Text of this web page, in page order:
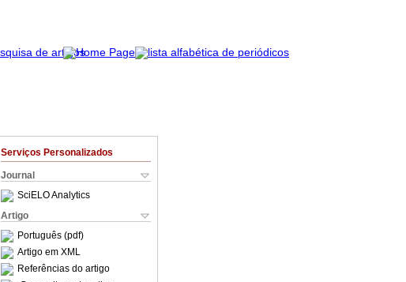
Serviços Personalizados
Journal
SciELO Analytics
Artigo
Português (pdf)
Artigo em XML
Referências do artigo